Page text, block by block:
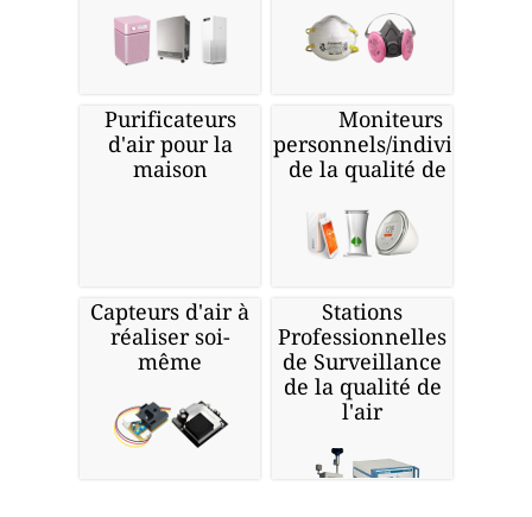
Purificateurs
d'air pour la
maison
Moniteurs
personnels/individuels
de la qualité de l'air
Capteurs d'air à
réaliser soi-
même
Stations
Professionnelles
de Surveillance
de la qualité de
l'air